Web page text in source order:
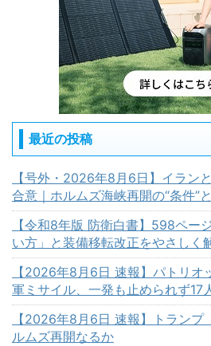
最近の投稿
【号外・2026年8月6日】イラン
合意｜ホルムズ海峡再開の“条件”
【令和8年版 防衛白書】598ペー
い方」と装備移転改正をやさしく
【2026年8月6日 速報】パトリ
軍ミサイル、一発も止められず17
【2026年8月6日 速報】トランプ
ルムズ再開なるか